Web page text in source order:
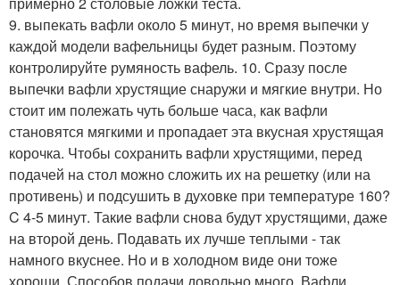
9. выпекать вафли около 5 минут, но время выпечки у
каждой модели вафельницы будет разным. Поэтому
контролируйте румяность вафель. 10. Сразу после
выпечки вафли хрустящие снаружи и мягкие внутри. Но
стоит им полежать чуть больше часа, как вафли
становятся мягкими и пропадает эта вкусная хрустящая
корочка. Чтобы сохранить вафли хрустящими, перед
подачей на стол можно сложить их на решетку (или на
противень) и подсушить в духовке при температуре 160?
C 4-5 минут. Такие вафли снова будут хрустящими, даже
на второй день. Подавать их лучше теплыми - так
намного вкуснее. Но и в холодном виде они тоже
хороши. Способов подачи довольно много. Вафли